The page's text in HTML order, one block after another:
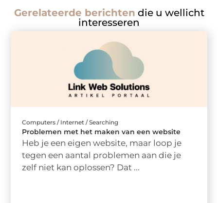
Gerelateerde berichten die u wellicht
interesseren
Computers / Internet / Searching
Problemen met het maken van een website
Heb je een eigen website, maar loop je
tegen een aantal problemen aan die je
zelf niet kan oplossen? Dat ...